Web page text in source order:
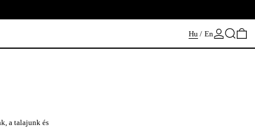
Hu / En Keresés
a talajunk és